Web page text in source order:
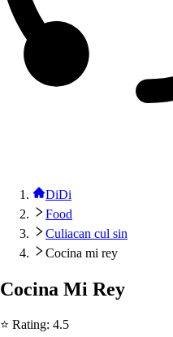
DiDi
Food
Culiacan cul sin
Cocina mi rey
Cocina Mi Rey
⭐ Rating: 4.5